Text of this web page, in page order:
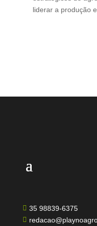
liderar a produção
 35 98839-6375
